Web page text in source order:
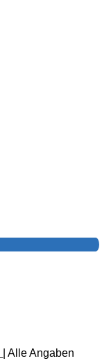
| Alle Angaben